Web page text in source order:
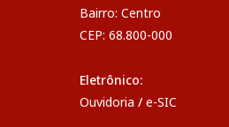
Bairro: Centro
CEP: 68.800-000
Eletrônico:
Ouvidoria / e-SIC